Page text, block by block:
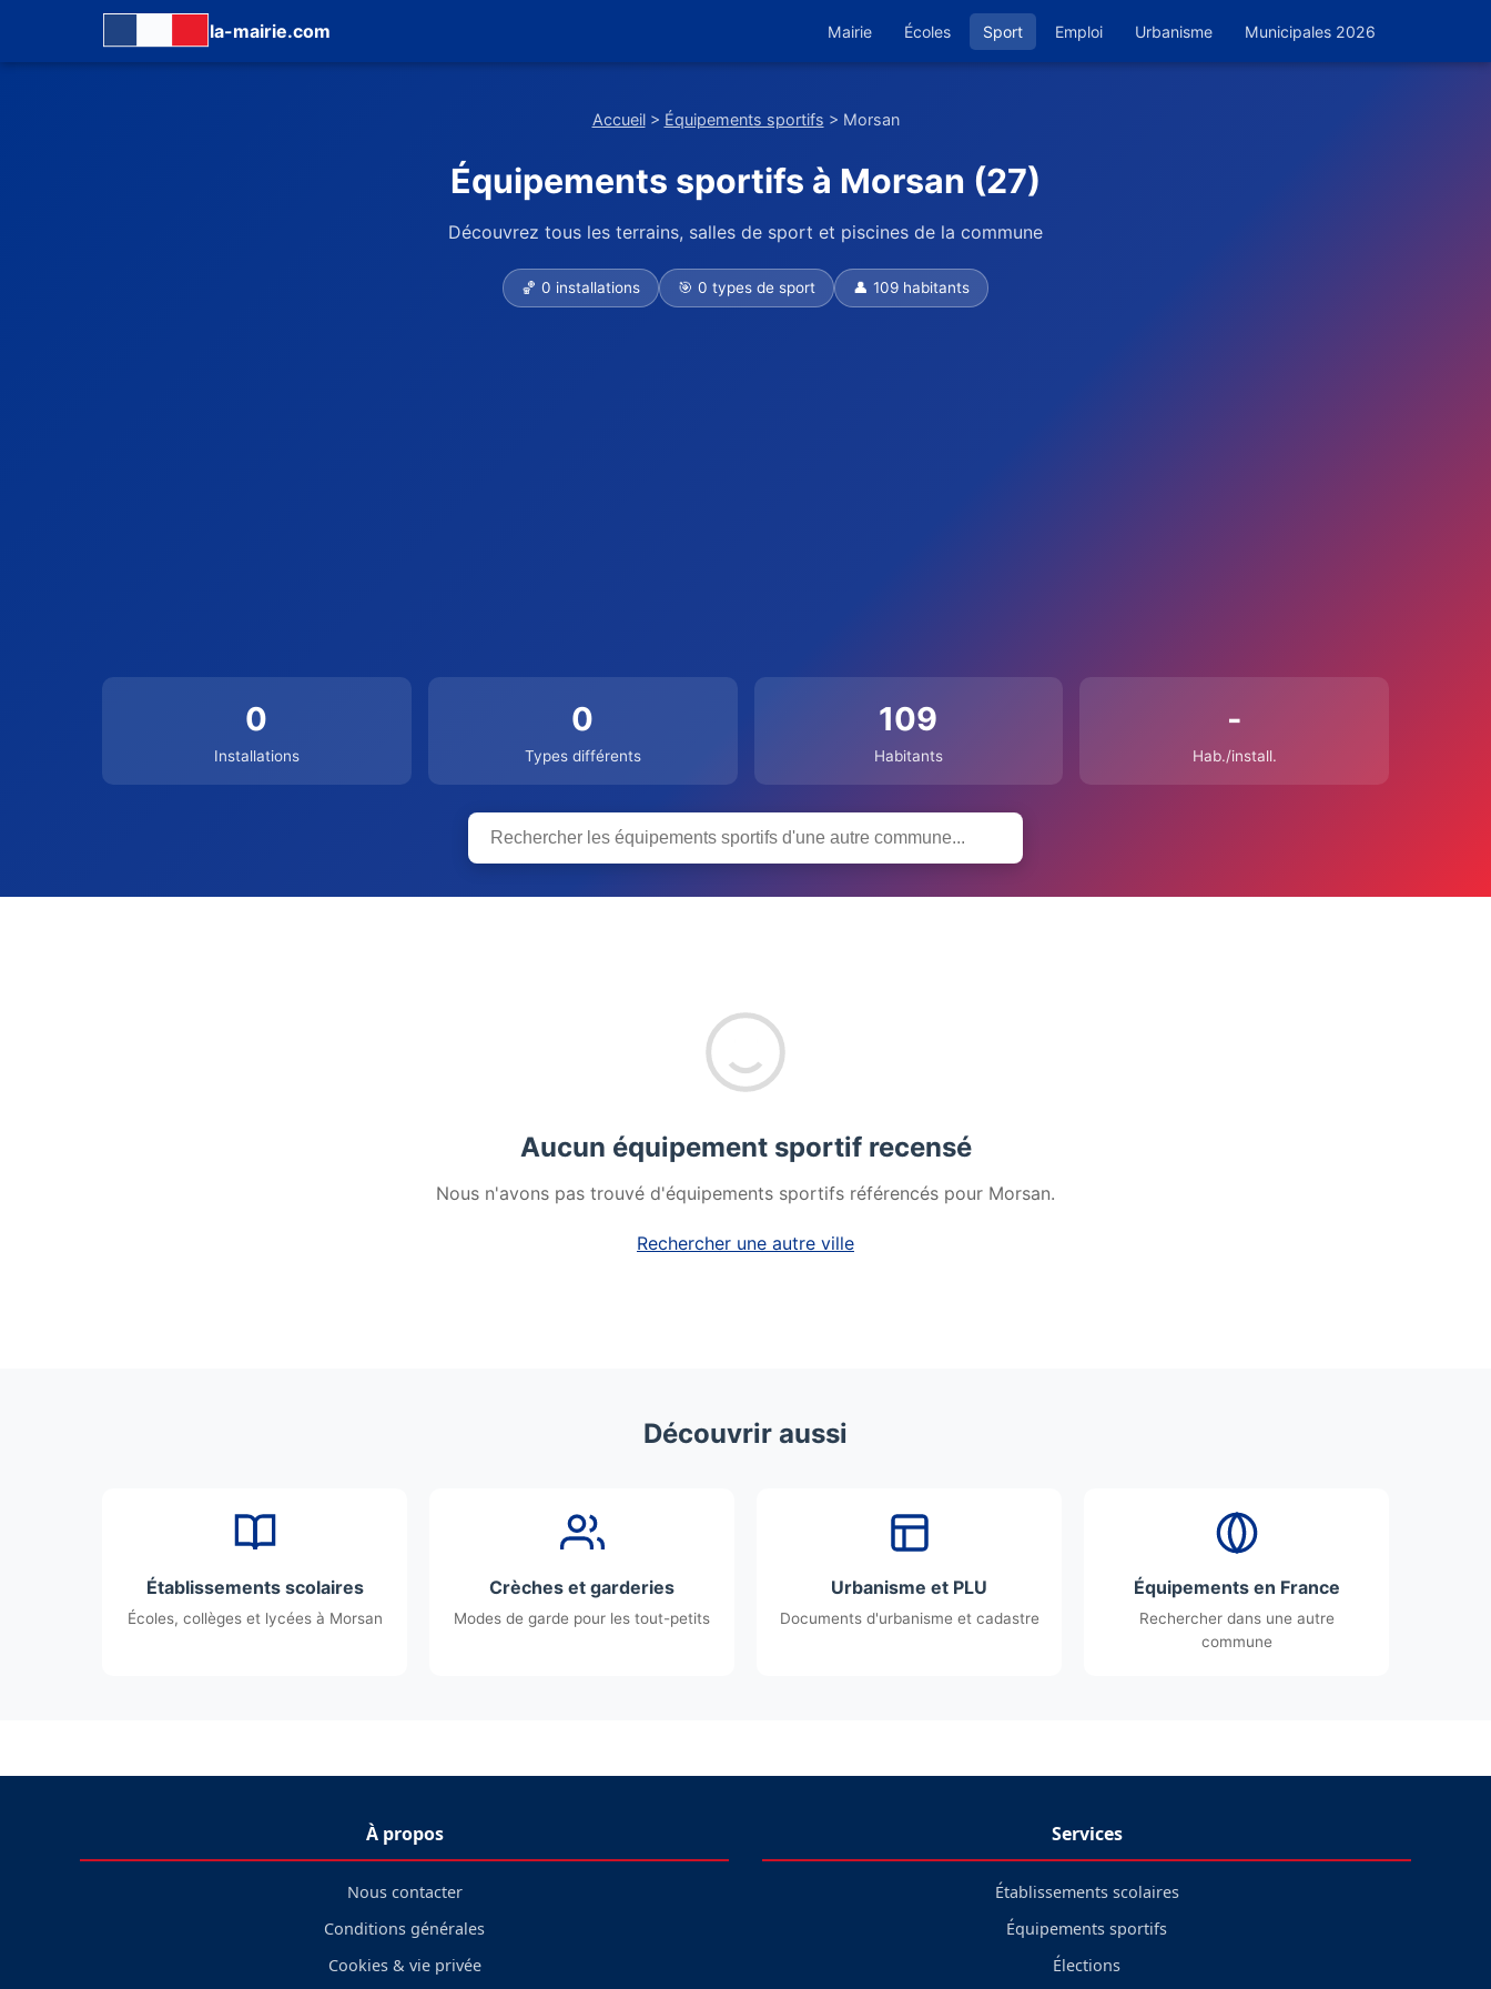
la-mairie.com Mairie Écoles Sport Emploi Urbanisme Municipales 2026
Accueil> Équipements sportifs > Morsan
Équipements sportifs à Morsan (27)
Découvrez tous les terrains, salles de sport et piscines de la commune
🏀 0 installations 🎯 0 types de sport 👤 109 habitants
0
Installations
0
Types différents
109
Habitants
-
Hab./install.
Aucun équipement sportif recensé
Nous n'avons pas trouvé d'équipements sportifs référencés pour Morsan.
Rechercher une autre ville
Découvrir aussi
Établissements scolaires
Écoles, collèges et lycées à Morsan
Crèches et garderies
Modes de garde pour les tout-petits
Urbanisme et PLU
Documents d'urbanisme et cadastre
Équipements en France
Rechercher dans une autre
commune
À propos
Nous contacter
Conditions générales
Cookies & vie privée
Services
Établissements scolaires
Équipements sportifs
Élections